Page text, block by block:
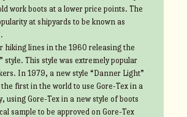
work boots at a lower price points. The
at shipyards to be known as
hiking lines in the 1960 releasing the
style. This style was extremely popular
In 1979, a new style “Danner Light”
first in the world to use Gore-Tex in a
using Gore-Tex in a new style of boots
sample to be approved on Gore-Tex